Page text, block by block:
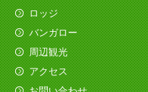
今日は素敵なバイクのお客様が
も吹き飛ばしてくれました。
（すべてを赤色でコーディネイ
～）
ロッジ
バンガロー
周辺観光
アクセス